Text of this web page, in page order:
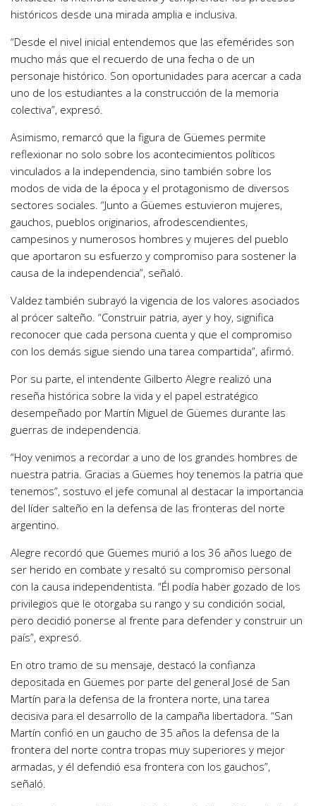
históricos desde una mirada amplia e inclusiva.
“Desde el nivel inicial entendemos que las efemérides son
mucho más que el recuerdo de una fecha o de un
personaje histórico. Son oportunidades para acercar a cada
uno de los estudiantes a la construcción de la memoria
colectiva”, expresó.
Asimismo, remarcó que la figura de Güemes permite
reflexionar no solo sobre los acontecimientos políticos
vinculados a la independencia, sino también sobre los
modos de vida de la época y el protagonismo de diversos
sectores sociales. “Junto a Güemes estuvieron mujeres,
gauchos, pueblos originarios, afrodescendientes,
campesinos y numerosos hombres y mujeres del pueblo
que aportaron su esfuerzo y compromiso para sostener la
causa de la independencia”, señaló.
Valdez también subrayó la vigencia de los valores asociados
al prócer salteño. “Construir patria, ayer y hoy, significa
reconocer que cada persona cuenta y que el compromiso
con los demás sigue siendo una tarea compartida”, afirmó.
Por su parte, el intendente Gilberto Alegre realizó una
reseña histórica sobre la vida y el papel estratégico
desempeñado por Martín Miguel de Güemes durante las
guerras de independencia.
“Hoy venimos a recordar a uno de los grandes hombres de
nuestra patria. Gracias a Güemes hoy tenemos la patria que
tenemos”, sostuvo el jefe comunal al destacar la importancia
del líder salteño en la defensa de las fronteras del norte
argentino.
Alegre recordó que Güemes murió a los 36 años luego de
ser herido en combate y resaltó su compromiso personal
con la causa independentista. “Él podía haber gozado de los
privilegios que le otorgaba su rango y su condición social,
pero decidió ponerse al frente para defender y construir un
país”, expresó.
En otro tramo de su mensaje, destacó la confianza
depositada en Güemes por parte del general José de San
Martín para la defensa de la frontera norte, una tarea
decisiva para el desarrollo de la campaña libertadora. “San
Martín confió en un gaucho de 35 años la defensa de la
frontera del norte contra tropas muy superiores y mejor
armadas, y él defendió esa frontera con los gauchos”,
señaló.